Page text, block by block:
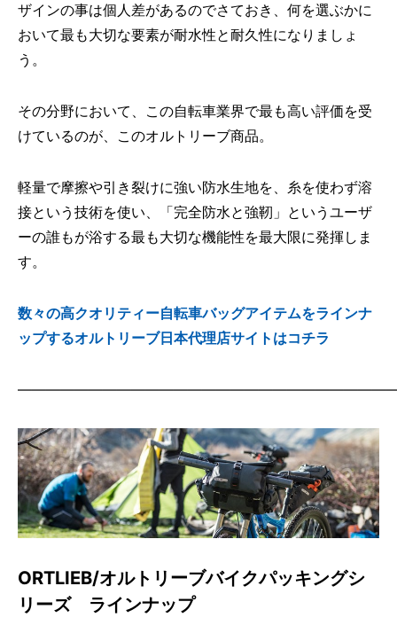
ザインの事は個人差があるのでさておき、何を選ぶかに
おいて最も大切な要素が耐水性と耐久性になりましょ
う。
その分野において、この自転車業界で最も高い評価を受
けているのが、このオルトリーブ商品。
軽量で摩擦や引き裂けに強い防水生地を、糸を使わず溶
接という技術を使い、「完全防水と強靭」というユーザ
ーの誰もが浴する最も大切な機能性を最大限に発揮しま
す。
数々の高クオリティー自転車バッグアイテムをラインナ
ップするオルトリーブ日本代理店サイトはコチラ
ORTLIEB/オルトリーブバイクパッキングシ
リーズ ラインナップ